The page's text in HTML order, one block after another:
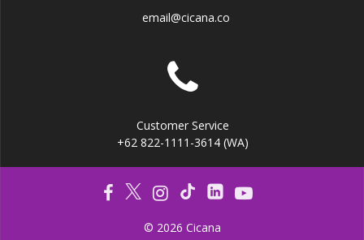
email@cicana.co
Customer Service
+62 822-1111-3614 (WA)
© 2026 Cicana